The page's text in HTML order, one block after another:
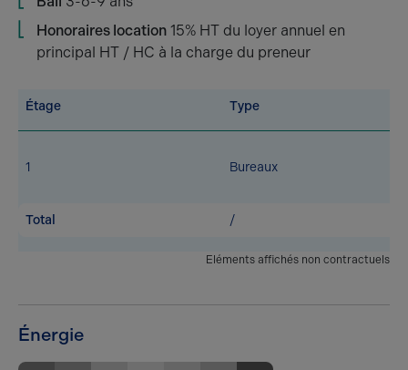
Honoraires location 15% HT du loyer annuel en
principal HT / HC à la charge du preneur
Étage Type
1 Bureaux
Total /
Eléments affichés non contractuels
Énergie